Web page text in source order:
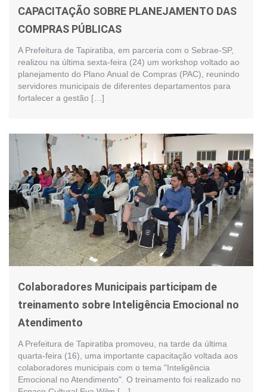
CAPACITAÇÃO SOBRE PLANEJAMENTO DAS
COMPRAS PÚBLICAS
A Prefeitura de Tapiratiba, em parceria com o Sebrae-SP,
realizou na última sexta-feira (24) um workshop voltado ao
planejamento do Plano Anual de Compras (PAC), reunindo
servidores municipais de diferentes departamentos para
fortalecer a gestão […]
Colaboradores Municipais participam de
treinamento sobre Inteligência Emocional no
Atendimento
A Prefeitura de Tapiratiba promoveu, na tarde da última
quarta-feira (16), uma importante capacitação voltada aos
colaboradores municipais com o tema "Inteligência
Emocional no Atendimento". O treinamento foi realizado no